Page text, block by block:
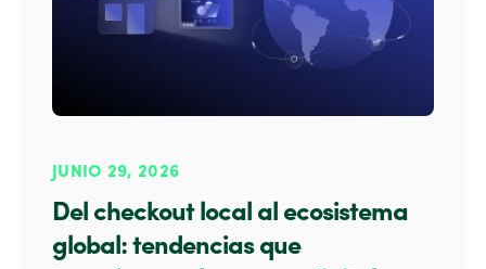
JUNIO 29, 2026
Del checkout local al ecosistema
global: tendencias que